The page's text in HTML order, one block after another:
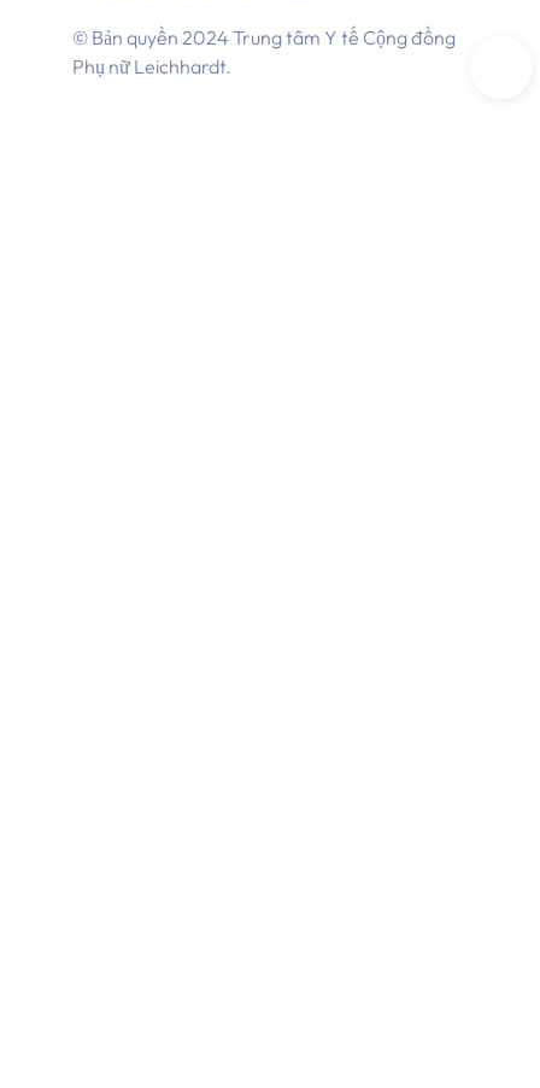
© Bản quyền 2024 Trung tâm Y tế Cộng đồng
Phụ nữ Leichhardt.